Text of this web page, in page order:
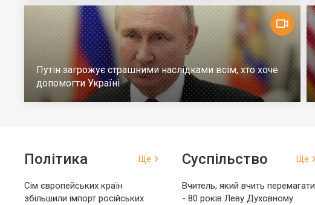
Путін загрожує страшними наслідками всім, хто хоче
допомогти Україні
Політика Ще
Сім європейських країн
збільшили імпорт російських
Суспільство Ще
Вчитель, який вчить перемагати
- 80 років Леву Духовному